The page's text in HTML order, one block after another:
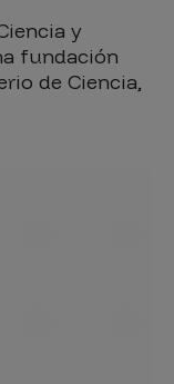
y
fundación
de Ciencia,